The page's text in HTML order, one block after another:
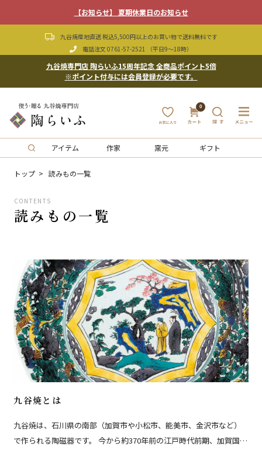
【お知らせ】 夏期休業日のお知らせ
九谷焼産地直送 税込5,500円以上のお買い物で送料無料です
電話注文 0761-57-2521 （平日9〜18時）
九谷焼専門店 陶らいふ15周年記念 全商品ポイント5倍
※ポイント付与には会員登録が必要です。
0
アイテム 作家 窯元 ギフト
トップ 読みもの一覧
CONTENTS
読みもの一覧
九谷焼とは
九谷焼は、石川県の南部（加賀市や小松市、能美市、金沢市など）
で作られる陶磁器です。 今から約370年前の江戸時代前期、加賀国江